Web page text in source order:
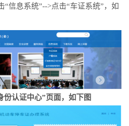
“信息系统”-->点击“车证系统”，如
份认证中心”页面，如下图